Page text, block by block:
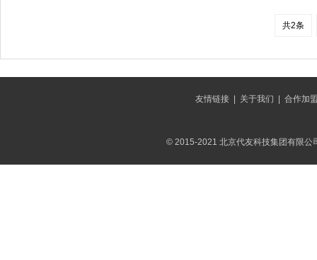
共2条
友情链接| 关于我们 合作加
© 2015-2021 北京代友科技集团有限